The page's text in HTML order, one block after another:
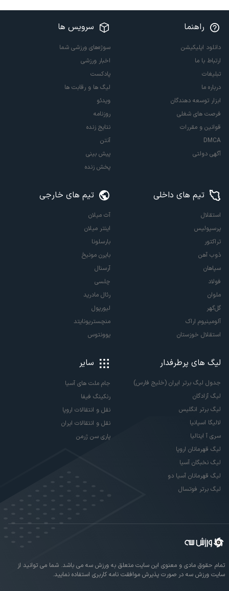
راهنما
دانلود اپلیکیشن
ارتباط با ما
تبلیغات
درباره ما
ابزار توسعه دهندگان
فرصت های شغلی
قوانین و مقررات
DMCA
آگهی دولتی
سرویس ها
سوژه‌های ورزشی شما
اخبار ورزشی
پادکست
لیگ ها و رقابت ها
ویدئو
روزنامه
نتایج زنده
آنتن
پیش بینی
پخش زنده
تیم های داخلی
استقلال
پرسپولیس
تراکتور
ذوب آهن
سپاهان
فولاد
ملوان
گل‌گهر
آلومینیوم اراک
استقلال خوزستان
تیم های خارجی
آث میلان
اینتر میلان
بارسلونا
بایرن مونیخ
آرسنال
چلسی
رئال مادرید
لیورپول
منچستریونایتد
یوونتوس
لیگ های پرطرفدار
جدول لیگ برتر ایران (خلیج فارس)
لیگ آزادگان
لیگ برتر انگلیس
لالیگا اسپانیا
سری آ ایتالیا
لیگ قهرمانان اروپا
لیگ نخبگان آسیا
لیگ قهرمانان آسیا دو
لیگ برتر فوتسال
سایر
جام ملت های آسیا
رنکینگ فیفا
نقل و انتقالات اروپا
نقل و انتقالات ایران
پاری سن ژرمن
تمام حقوق مادی و معنوی این سایت متعلق به ورزش سه می باشد. شما می توانید از
سایت ورزش سه در صورت پذیرش موافقت نامه کاربری استفاده نمایید.